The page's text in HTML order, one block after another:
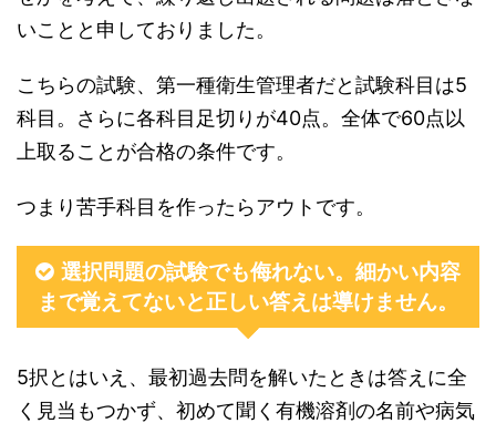
いことと申しておりました。
こちらの試験、第一種衛生管理者だと試験科目は5
科目。さらに各科目足切りが40点。全体で60点以
上取ることが合格の条件です。
つまり苦手科目を作ったらアウトです。
選択問題の試験でも侮れない。細かい内容
まで覚えてないと正しい答えは導けません。
5択とはいえ、最初過去問を解いたときは答えに全
く見当もつかず、初めて聞く有機溶剤の名前や病気